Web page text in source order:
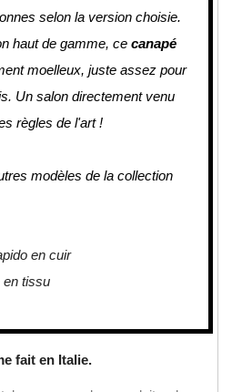
selon la version choisie.
haut de gamme, ce canapé
moelleux, juste assez pour
Un salon directement venu
règles de l'art !
modèles de la collection
en cuir
en tissu
fait en Italie.